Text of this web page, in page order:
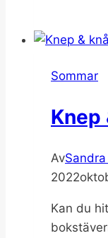
Sommar
Knep
Av
2022
Kan du